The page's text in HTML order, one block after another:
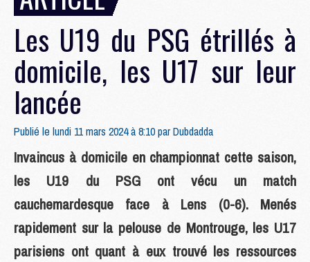
Les U19 du PSG étrillés à
domicile, les U17 sur leur
lancée
Publié le lundi 11 mars 2024 à 8:10 parDubdadda
Invaincus à domicile en championnat cette saison,
les U19 du PSG ont vécu un match
cauchemardesque face à Lens (0-6). Menés
rapidement sur la pelouse de Montrouge, les U17
parisiens ont quant à eux trouvé les ressources